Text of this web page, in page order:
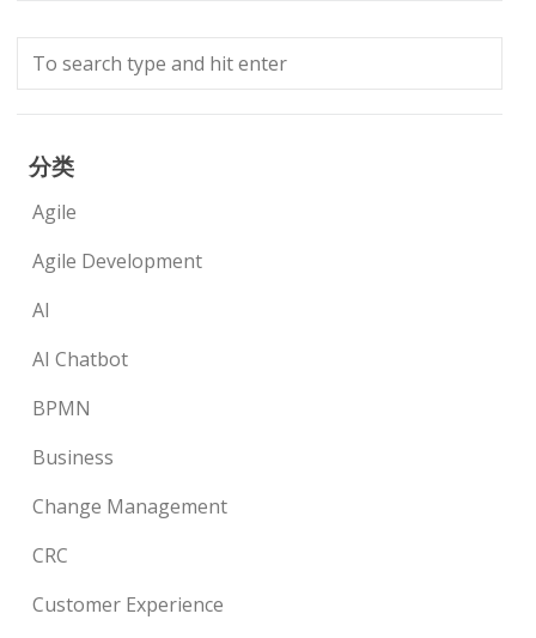
分类
Agile
Agile Development
AI
AI Chatbot
BPMN
Business
Change Management
CRC
Customer Experience